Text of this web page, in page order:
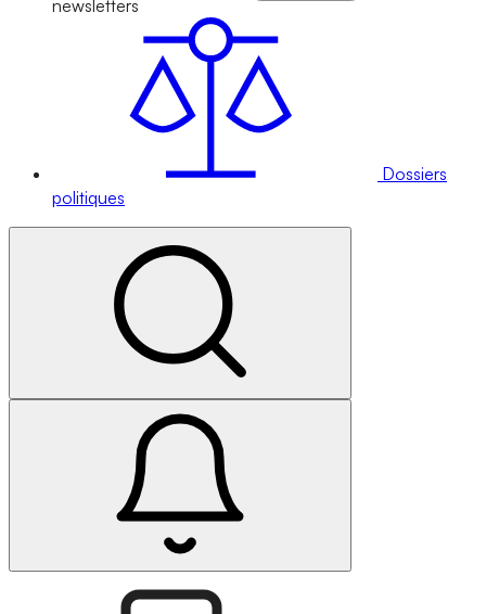
newsletters
Dossiers
politiques